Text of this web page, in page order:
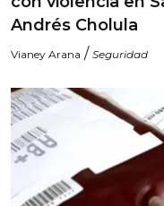
Andrés Cholula
Vianey Arana / Seguridad